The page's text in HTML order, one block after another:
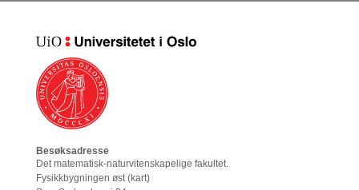
Besøksadresse
Det matematisk-naturvitenskapelige fakultet.
Fysikkbygningen øst (kart)